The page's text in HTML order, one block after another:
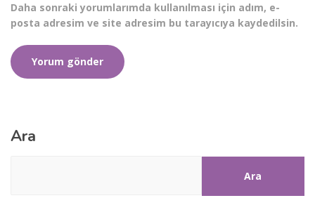
Daha sonraki yorumlarımda kullanılması için adım, e-
posta adresim ve site adresim bu tarayıcıya kaydedilsin.
Ara
Ara